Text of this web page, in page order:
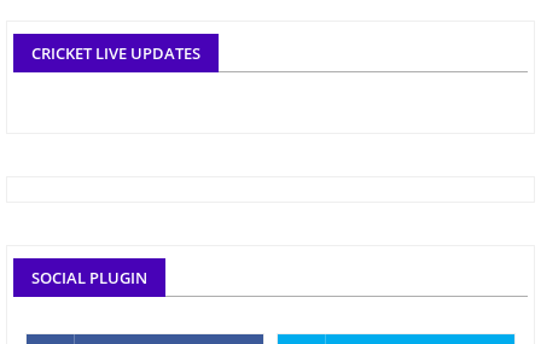
CRICKET LIVE UPDATES
SOCIAL PLUGIN